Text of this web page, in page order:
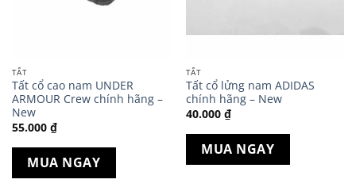
TẤT
Tất cổ cao nam UNDER
ARMOUR Crew chính hãng –
New
55.000 ₫
MUA NGAY
TẤT
Tất cổ lửng nam ADIDAS
chính hãng – New
40.000 ₫
MUA NGAY